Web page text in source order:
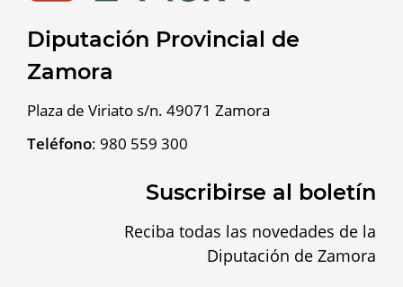
Diputación Provincial de
Zamora
Plaza de Viriato s/n. 49071 Zamora
Teléfono: 980 559 300
Suscribirse al boletín
Reciba todas las novedades de la
Diputación de Zamora